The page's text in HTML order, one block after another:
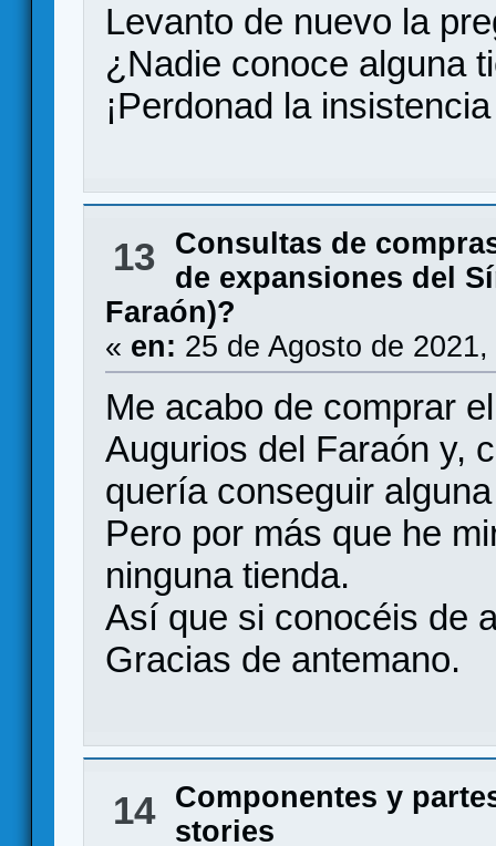
Levanto de nuevo la
¿Nadie conoce alguna
¡Perdonad la
13
Consultas de
de expansiones del
Faraón)?
« en: 25 de Agosto de
Me acabo de comprar
Augurios del Faraón y,
quería conseguir
Pero por más que he
ninguna tienda.
Así que si conocéis de
Gracias de antemano.
14
Componentes y
stories